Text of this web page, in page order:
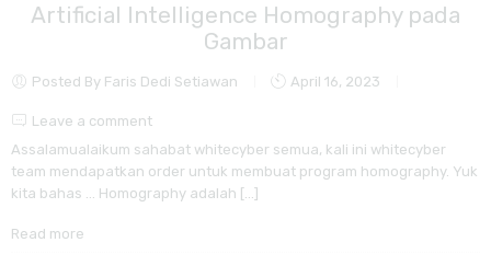
Artificial Intelligence Homography pada
Gambar
Posted By Faris Dedi Setiawan April 16, 2023
Leave a comment
Assalamualaikum sahabat whitecyber semua, kali ini whitecyber
team mendapatkan order untuk membuat program homography. Yuk
kita bahas … Homography adalah […]
Read more